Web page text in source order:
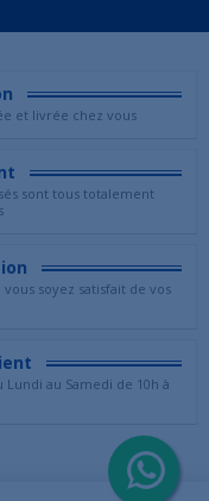
et livrée chez vous
sont tous totalement
soyez satisfait de vos
au Samedi de 10h à